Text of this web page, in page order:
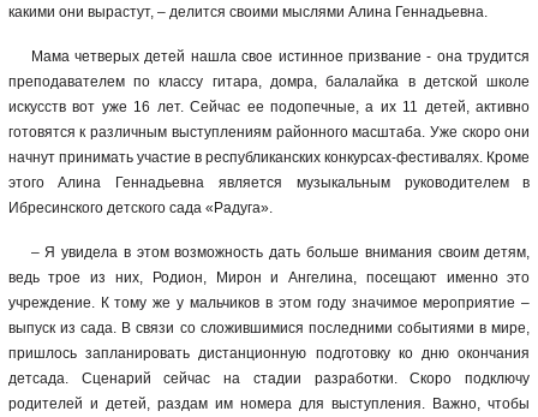
какими они вырастут, – делится своими мыслями Алина Геннадьевна.
Мама четверых детей нашла свое истинное призвание - она трудится
преподавателем по классу гитара, домра, балалайка в детской школе
искусств вот уже 16 лет. Сейчас ее подопечные, а их 11 детей, активно
готовятся к различным выступлениям районного масштаба. Уже скоро они
начнут принимать участие в республиканских конкурсах-фестивалях. Кроме
этого Алина Геннадьевна является музыкальным руководителем в
Ибресинского детского сада «Радуга».
–Я увидела в этом возможность дать больше внимания своим детям,
ведь трое из них, Родион, Мирон и Ангелина, посещают именно это
учреждение. К тому же у мальчиков в этом году значимое мероприятие –
выпуск из сада. В связи со сложившимися последними событиями в мире,
пришлось запланировать дистанционную подготовку ко дню окончания
детсада. Сценарий сейчас на стадии разработки. Скоро подключу
родителей и детей, раздам им номера для выступления. Важно, чтобы